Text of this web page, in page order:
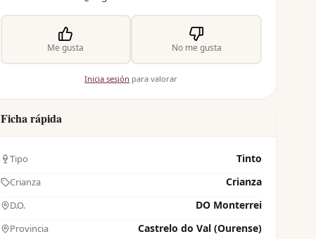
Me gusta No me gusta
Inicia sesión para valorar
Ficha rápida
Tipo Tinto
Crianza Crianza
D.O. DO Monterrei
Provincia Castrelo do Val (Ourense)